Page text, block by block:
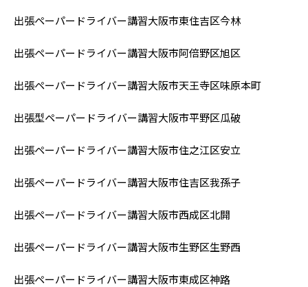
出張ペーパードライバー講習大阪市東住吉区今林
出張ペーパードライバー講習大阪市阿倍野区旭区
出張ペーパードライバー講習大阪市天王寺区味原本町
出張型ペーパードライバー講習大阪市平野区瓜破
出張ペーパードライバー講習大阪市住之江区安立
出張ペーパードライバー講習大阪市住吉区我孫子
出張ペーパードライバー講習大阪市西成区北開
出張ペーパードライバー講習大阪市生野区生野西
出張ペーパードライバー講習大阪市東成区神路